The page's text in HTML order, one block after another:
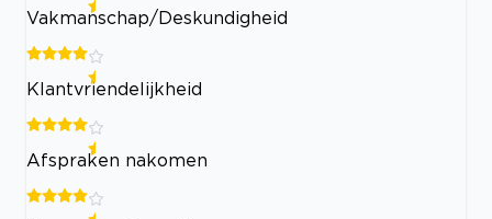
Vakmanschap/Deskundigheid
Klantvriendelijkheid
Afspraken nakomen